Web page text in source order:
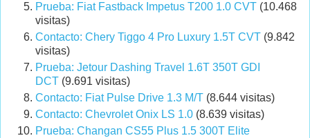
Prueba: Fiat Fastback Impetus T200 1.0 CVT (10.468
visitas)
Contacto: Chery Tiggo 4 Pro Luxury 1.5T CVT (9.842
visitas)
Prueba: Jetour Dashing Travel 1.6T 350T GDI
DCT (9.691 visitas)
Contacto: Fiat Pulse Drive 1.3 M/T (8.644 visitas)
Contacto: Chevrolet Onix LS 1.0 (8.639 visitas)
Prueba: Changan CS55 Plus 1.5 300T Elite